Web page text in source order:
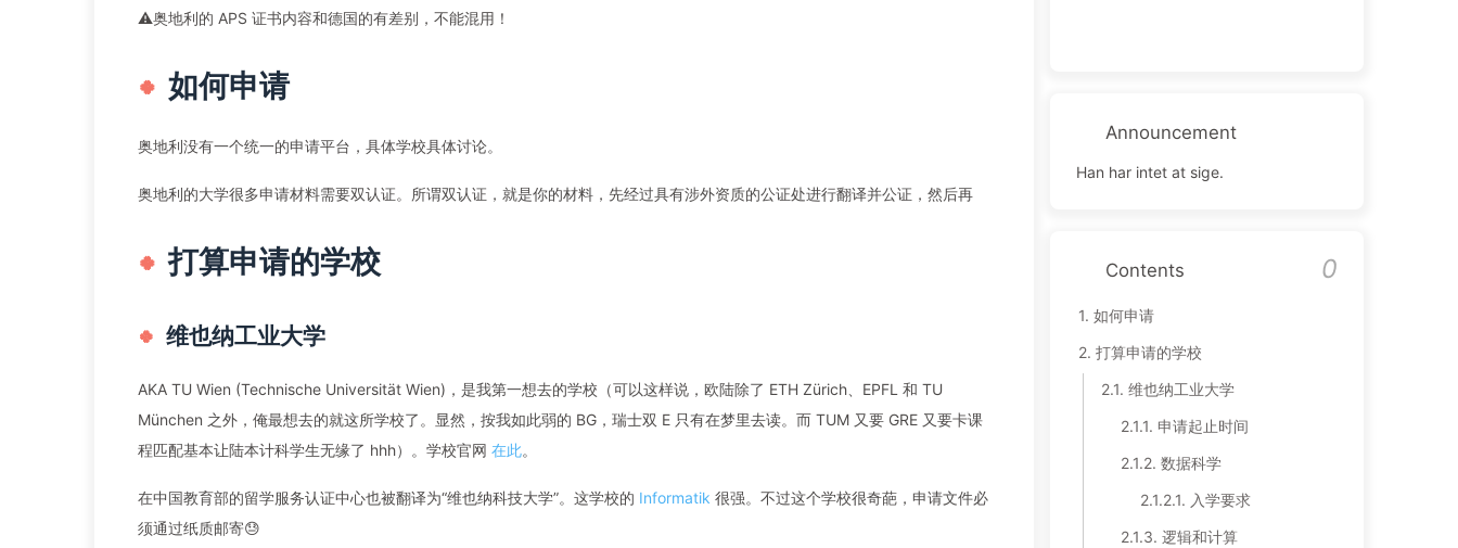
⚠️奥地利的 APS 证书内容和德国的有差别，不能混用！
如何申请
奥地利没有一个统一的申请平台，具体学校具体讨论。
奥地利的大学很多申请材料需要双认证。所谓双认证，就是你的材料，先经过具有涉外资质的公证处进行翻译并公证，然后再
打算申请的学校
维也纳工业大学
AKA TU Wien (Technische Universität Wien)，是我第一想去的学校（可以这样说，欧陆除了 ETH Zürich、EPFL 和 TU
München 之外，俺最想去的就这所学校了。显然，按我如此弱的 BG，瑞士双 E 只有在梦里去读。而 TUM 又要 GRE 又要卡课
程匹配基本让陆本计科学生无缘了 hhh）。学校官网 在此。
在中国教育部的留学服务认证中心也被翻译为“维也纳科技大学”。这学校的 Informatik 很强。不过这个学校很奇葩，申请文件必
须通过纸质邮寄😓
Announcement
Han har intet at sige.
Contents 0
1. 如何申请
2. 打算申请的学校
2.1. 维也纳工业大学
2.1.1. 申请起止时间
2.1.2. 数据科学
2.1.2.1. 入学要求
2.1.3. 逻辑和计算